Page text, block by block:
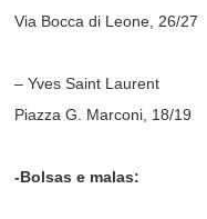
Via Bocca di Leone, 26/27
– Yves Saint Laurent
Piazza G. Marconi, 18/19
-Bolsas e malas: